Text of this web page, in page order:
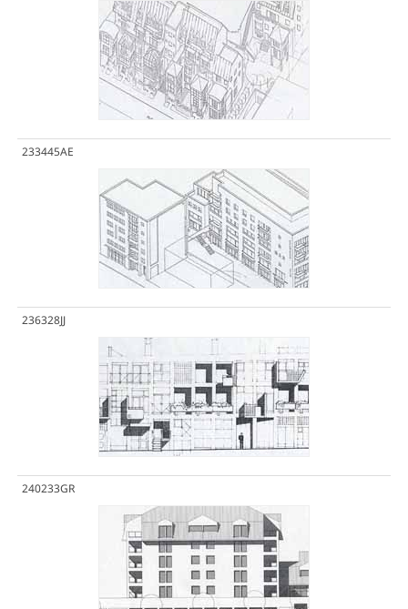
233445AE
236328JJ
240233GR